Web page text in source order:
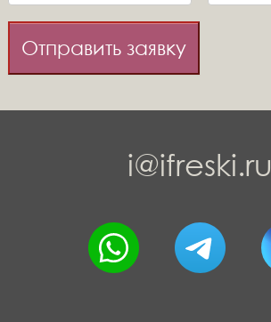
Отправить заявку
i@ifreski.ru